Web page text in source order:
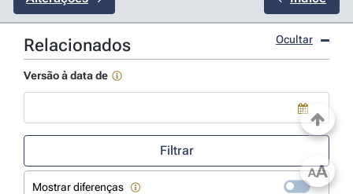
Relacionados Ocultar
Versão à data de
Use a tecla de seta para baixo para abrir o calendário; Use as
Filtrar
Mostrar diferenças
AA